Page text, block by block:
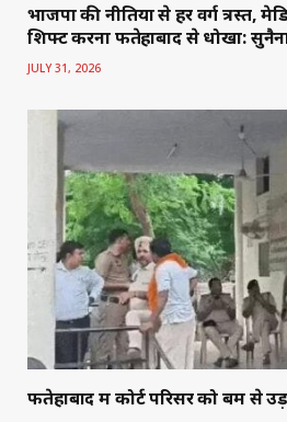
भाजपा की नीतियों से हर वर्ग त्रस्त,
शिफ्ट करना फतेहाबाद से धोखा:
JULY 31, 2026
फतेहाबाद में कोर्ट परिसर को बम से